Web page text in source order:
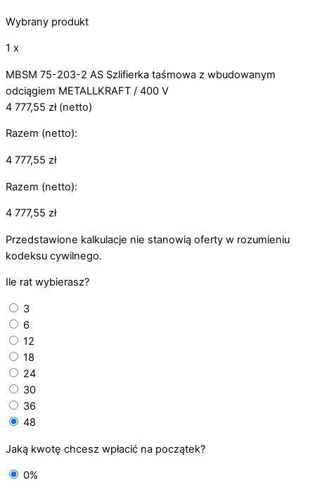
Wybrany produkt
1 x
MBSM 75-203-2 AS Szlifierka taśmowa z wbudowanym
odciągiem METALLKRAFT / 400 V
4 777,55 zł(netto)
Razem (netto):
4 777,55 zł
Razem (netto):
4 777,55 zł
Przedstawione kalkulacje nie stanowią oferty w rozumieniu
kodeksu cywilnego.
Ile rat wybierasz?
3
6
12
18
24
30
36
48
Jaką kwotę chcesz wpłacić na początek?
0%